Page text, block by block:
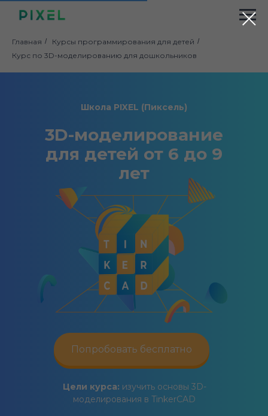
Главная / Курсы программирования для детей /
Курс по 3D-моделированию для дошкольников
3D-моделирование
для детей от 6 до 9
лет
Школа PIXEL (Пиксель)
Попробовать бесплатно
Цели курса: изучить основы 3D-
моделирования в TinkerCAD